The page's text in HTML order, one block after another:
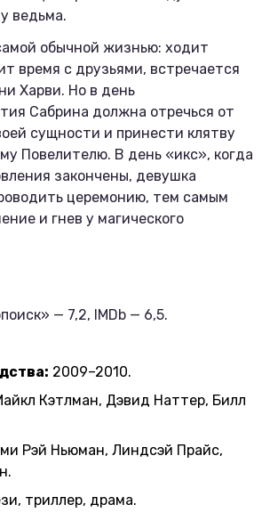
ведьма.
обычной жизнью: ходит
время с друзьями, встречается
Харви. Но в день
Сабрина должна отречься от
сущности и принести клятву
Повелителю. В день «икс», когда
закончены, девушка
церемонию, тем самым
и гнев у магического
— 7,2, IMDb — 6,5.
2009–2010.
Кэтлман, Дэвид Наттер, Билл
Рэй Ньюман, Линдсэй Прайс,
триллер, драма.